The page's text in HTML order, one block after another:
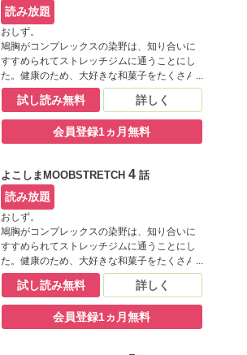
を堪能し始めて…!? フェチ愛溢れるえろき
ゅん快感ストレッチ！ ※本商品の内容は雑
誌「B.Pilz vol.2」を単話化したものです。重
複購入にご注意下さい。
読み放題
おしず。
鳩胸がコンプレックスの染野は、知り合いに
すすめられてストレッチジムに通うことにし
た。健康のため、大好きな和菓子をたくさん
食べても大丈夫なように、そして鳩胸を治す
ために！ 意気込んで訪れたジムで染野を待
っていたのは、鍛えられたイイ体を持つ鬼木
というインストラクターで、彼にストレッチ
は胸フェチのゲイで、理想の胸だ!!と染野の胸
を堪能し始めて…!? フェチ愛溢れるえろき
ゅん快感ストレッチ！ ※本商品の内容は雑
誌「B.Pilz（ビーピルツ） vol.3」を単話化し
たものです。重複購入にご注意下さい。
試し読み無料 詳しく
会員登録1ヵ月無料
よこしまMOOBSTRETCH 4 話
読み放題
おしず。
鳩胸がコンプレックスの染野は、知り合いに
すすめられてストレッチジムに通うことにし
た。健康のため、大好きな和菓子をたくさん
食べても大丈夫なように、そして鳩胸を治す
ために！ 意気込んで訪れたジムで染野を待
っていたのは、鍛えられたイイ体を持つ鬼木
というインストラクターで、彼にストレッチ
試し読み無料 詳しく
会員登録1ヵ月無料